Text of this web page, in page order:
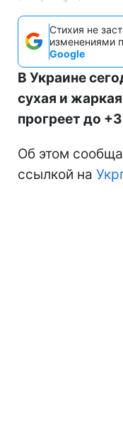
Стихия не
изменениями
Google
В Украине
сухая и
прогреет до
Об этом
ссылкой на